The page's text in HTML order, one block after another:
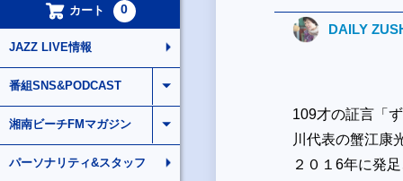
カート 0
JAZZ LIVE情報
番組SNS&PODCAST
湘南ビーチFMマガジン
パーソナリティ&スタッフ
DAILY
109才の証言「
川代表の蟹江康
２０１6年に発